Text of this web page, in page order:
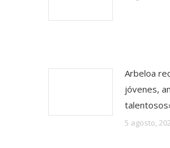
Arbeloa
jóvenes,
5 agosto,